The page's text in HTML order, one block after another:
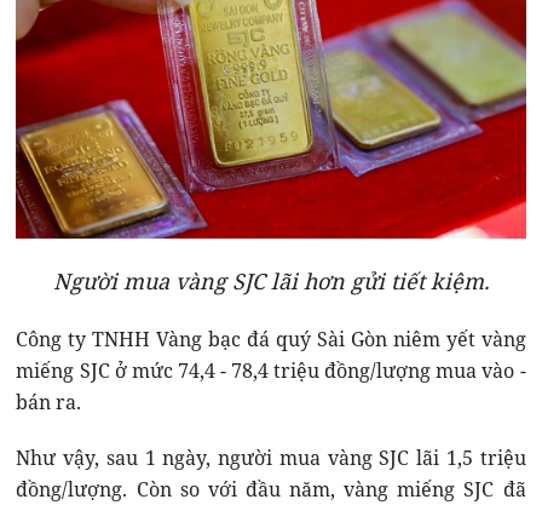
Người mua vàng SJC lãi hơn gửi tiết kiệm.
Công ty TNHH Vàng bạc đá quý Sài Gòn niêm yết vàng
miếng SJC ở mức 74,4 - 78,4 triệu đồng/lượng mua vào -
bán ra.
Như vậy, sau 1 ngày, người mua vàng SJC lãi 1,5 triệu
đồng/lượng. Còn so với đầu năm, vàng miếng SJC đã